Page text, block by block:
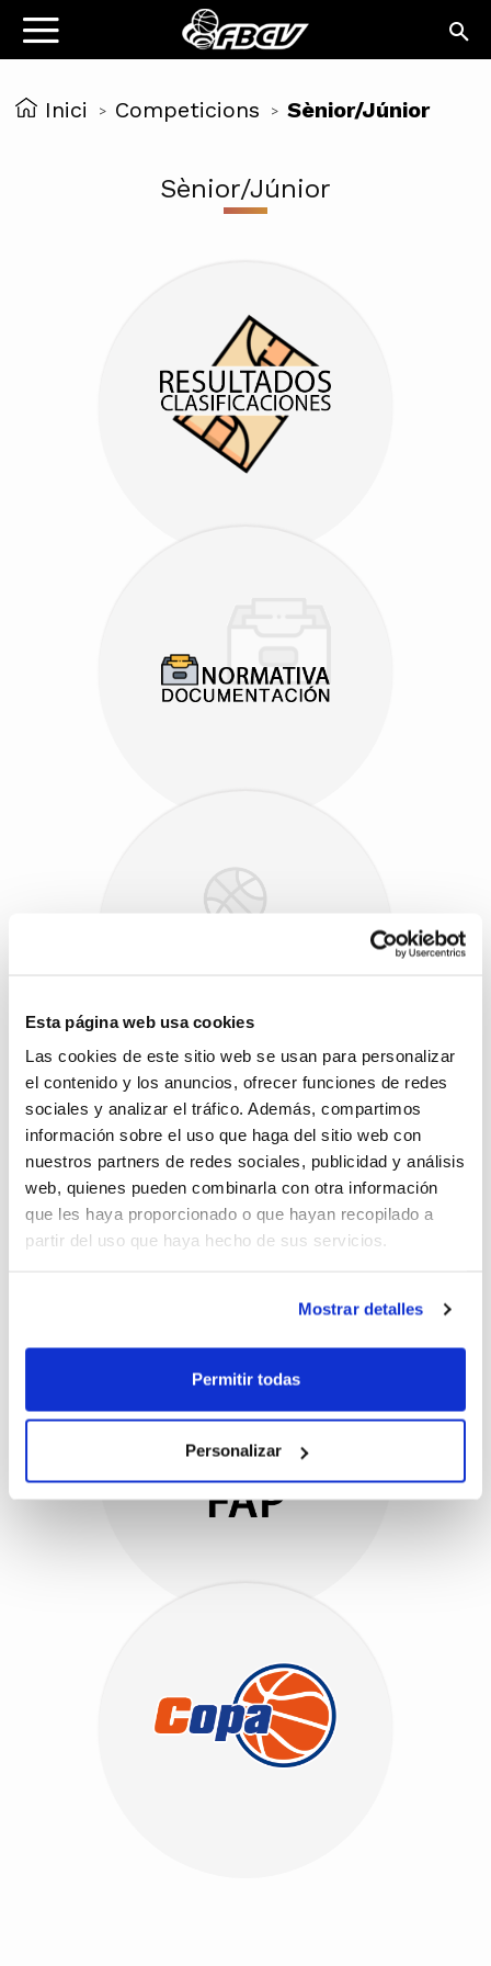
Esta página web usa cookies
Las cookies de este sitio web se usan para personalizar
el contenido y los anuncios, ofrecer funciones de redes
sociales y analizar el tráfico. Además, compartimos
información sobre el uso que haga del sitio web con
nuestros partners de redes sociales, publicidad y análisis
web, quienes pueden combinarla con otra información
que les haya proporcionado o que hayan recopilado a
partir del uso que haya hecho de sus servicios.
Mostrar detalles
Permitir todas
Personalizar
Inici > Competicions > Sènior/Júnior
Sènior/Júnior